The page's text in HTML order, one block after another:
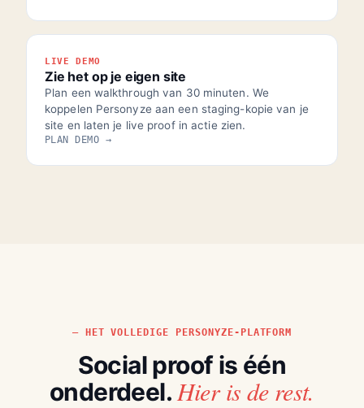
LIVE DEMO
Zie het op je eigen site
Plan een walkthrough van 30 minuten. We
koppelen Personyze aan een staging-kopie van je
site en laten je live proof in actie zien.
PLAN DEMO →
HET VOLLEDIGE PERSONYZE-PLATFORM
Social proof is één
onderdeel. Hier is de rest.